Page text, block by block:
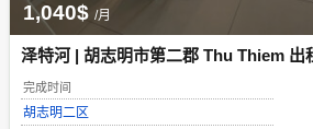
泽特河 | 胡志明市第二郡 Thu Thiem 出
单元
完成时间
胡志明二区
1,040$ /月